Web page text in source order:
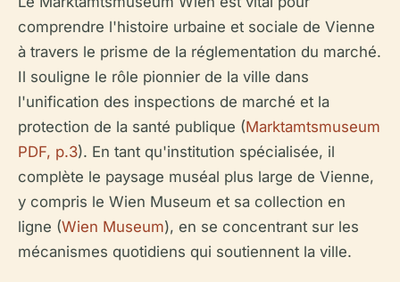
comprendre l'histoire urbaine et sociale de Vienne
à travers le prisme de la réglementation du marché.
Il souligne le rôle pionnier de la ville dans
l'unification des inspections de marché et la
protection de la santé publique (Marktamtsmuseum
PDF, p.3). En tant qu'institution spécialisée, il
complète le paysage muséal plus large de Vienne,
y compris le Wien Museum et sa collection en
ligne (Wien Museum), en se concentrant sur les
mécanismes quotidiens qui soutiennent la ville.